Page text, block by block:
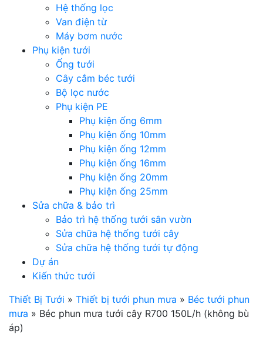
Hệ thống lọc
Van điện từ
Máy bơm nước
Phụ kiện tưới
Ống tưới
Cây cắm béc tưới
Bộ lọc nước
Phụ kiện PE
Phụ kiện ống 6mm
Phụ kiện ống 10mm
Phụ kiện ống 12mm
Phụ kiện ống 16mm
Phụ kiện ống 20mm
Phụ kiện ống 25mm
Sửa chữa & bảo trì
Bảo trì hệ thống tưới sân vườn
Sửa chữa hệ thống tưới cây
Sửa chữa hệ thống tưới tự động
Dự án
Kiến thức tưới
Thiết Bị Tưới » Thiết bị tưới phun mưa » Béc tưới phun
mưa » Béc phun mưa tưới cây R700 150L/h (không bù
áp)